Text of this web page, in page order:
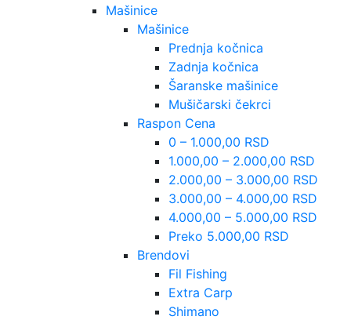
Mašinice
Mašinice
Prednja kočnica
Zadnja kočnica
Šaranske mašinice
Mušičarski čekrci
Raspon Cena
0 – 1.000,00 RSD
1.000,00 – 2.000,00 RSD
2.000,00 – 3.000,00 RSD
3.000,00 – 4.000,00 RSD
4.000,00 – 5.000,00 RSD
Preko 5.000,00 RSD
Brendovi
Fil Fishing
Extra Carp
Shimano